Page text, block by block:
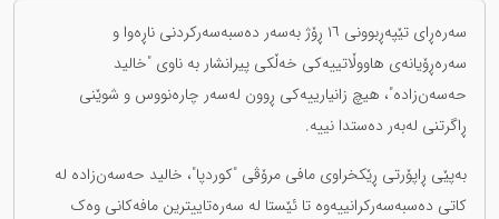
سەرەڕای تێپەڕبوونی ١٦ ڕۆژ بەسەر دەسبەسەرکردنی ناڕەوا و
سەرەڕۆیانەی هاووڵاتییەکی خەڵکی پیرانشار بە ناوی "خالید
حەسەن‌زادە"، هیچ زانیارییەکی ڕوون لەسەر چارەنووس و شوێنی
ڕاگرتنی لەبەر دەستدا نییە.
بەپێی ڕاپۆرتی ڕێکخراوی مافی مرۆڤی "کوردپا"، خالید حەسەن‌زادە لە
کاتی دەسبەسەرکرانییەوە تا ئێستا لە سەرەتاییترین مافەکانی وەک